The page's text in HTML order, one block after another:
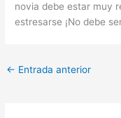
novia debe estar muy
estresarse ¡No debe
← Entrada anterior